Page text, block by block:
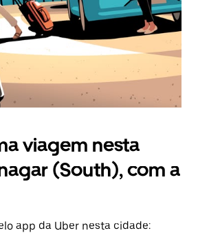
viagem nesta
(South), com a
app da Uber nesta cidade: